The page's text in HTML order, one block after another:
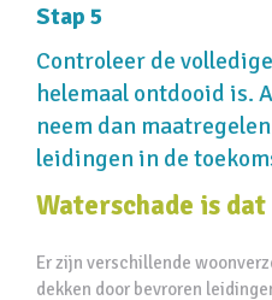
Stap 5
Controleer de
helemaal ontdooid is.
neem dan
leidingen in de
Waterschade is
Er zijn verschillende
dekken door bevroren